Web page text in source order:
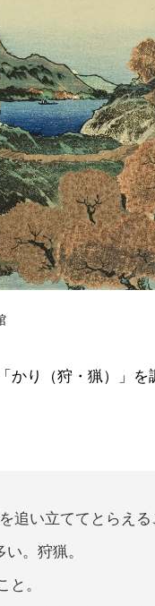
かり（狩・猟）」
追い立ててとらえ
。狩猟。
と。